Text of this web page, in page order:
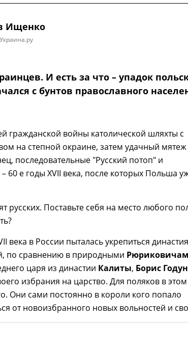
Ищенко
И есть за что – упадок
с бунтов православного
гражданской войны католической шляхты с
на степной окраине, затем удачный мятеж
последовательные "Русский потоп" и
60 е годы XVII века, после которых Польша
русских. Поставьте себя на место любого
века в России пыталась укрепиться династия
по сравнению в природными
царя из династии Калиты, Борис
избрания на царство. Для поляков в
Они сами постоянно в короли кого попало
от новоизбранного новых вольностей и